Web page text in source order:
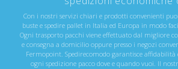
Con i nostri servizi chiari e prodotti convenienti
buste e spedire pallet in Italia ed Europa in modo
Ogni trasporto pacchi viene effettuato dal migliore
e consegna a domicilio oppure presso i negozi
Fermopoint. Spedirecomodo garantisce
ogni spedizione pacco dove e quando vuoi. Il